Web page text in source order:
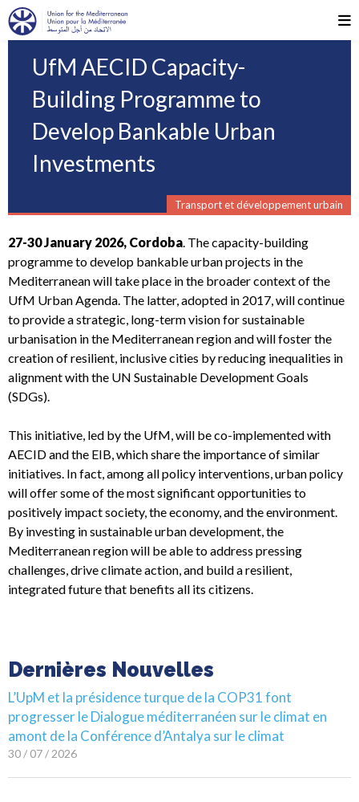
UfM AECID Capacity-
Building Programme to
Develop Bankable Urban
Investments
Transport et développement urbain
27-30 January 2026, Cordoba. The capacity-building
programme to develop bankable urban projects in the
Mediterranean will take place in the broader context of the
UfM Urban Agenda. The latter, adopted in 2017, will continue
to provide a strategic, long-term vision for sustainable
urbanisation in the Mediterranean region and will foster the
creation of resilient, inclusive cities by reducing inequalities in
alignment with the UN Sustainable Development Goals
(SDGs).
This initiative, led by the UfM, will be co-implemented with
AECID and the EIB, which share the importance of similar
initiatives. In fact, among all policy interventions, urban policy
will offer some of the most significant opportunities to
positively impact society, the economy, and the environment.
By investing in sustainable urban development, the
Mediterranean region will be able to address pressing
challenges, drive climate action, and build a resilient,
integrated future that benefits all its citizens.
Dernières Nouvelles
L’UpM et la présidence turque de la COP31 font
progresser le Dialogue méditerranéen sur le climat en
amont de la Conférence d’Antalya sur le climat
30 / 07 / 2026